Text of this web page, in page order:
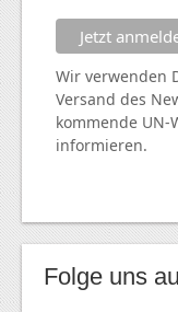
Wir verwenden
Versand des
kommende UN-
informieren.
Folge uns